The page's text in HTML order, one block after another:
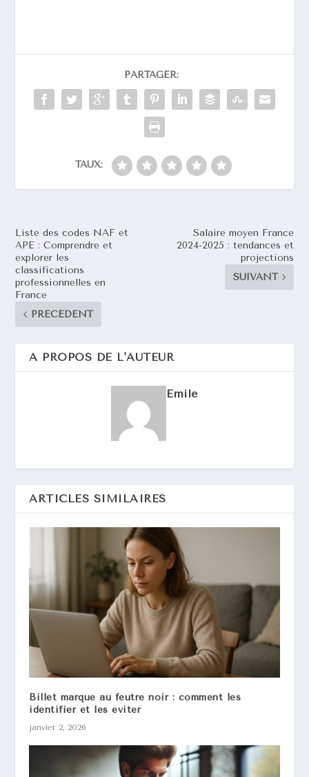
PARTAGER:
TAUX:
Liste des codes NAF et
APE : Comprendre et
explorer les
classifications
professionnelles en
France
PRÉCÉDENT
Salaire moyen France
2024-2025 : tendances et
projections
SUIVANT
A PROPOS DE L'AUTEUR
Emile
ARTICLES SIMILAIRES
Billet marqué au feutre noir : comment les
identifier et les éviter
janvier 2, 2026